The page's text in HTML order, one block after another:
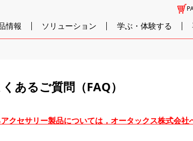
情報 ソリューション 学ぶ・体験する
あるご質問（FAQ）
セサリー製品については，オータックス株式会社